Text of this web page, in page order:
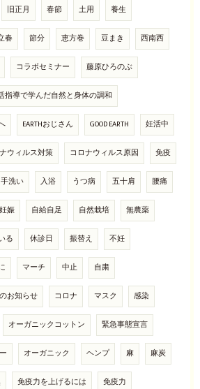
旧正月 春節 土用 養生
春 節分 恵方巻 豆まき 西南西
コラボセミナー 藤原ひろのぶ
指導で学んだ自然と身体の調和
EARTHおじさん GOOD EARTH 妊活中
ウィルス対策 コロナウィルス原因 免疫
手洗い 入浴 うつ病 五十肩 腰痛
娠 自給自足 自然栽培 無農薬
る 休診日 振替え 不妊
マーチ 中止 自粛
お知らせ コロナ マスク 感染
オーガニックコットン 緊急事態宣言
オーガニック ヘンプ 麻 麻炭
免疫力を上げるには 免疫力